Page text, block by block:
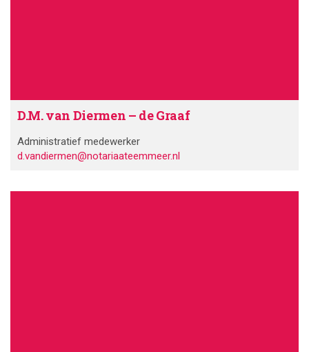
D.M. van Diermen – de Graaf
Administratief medewerker
d.vandiermen@notariaateemmeer.nl